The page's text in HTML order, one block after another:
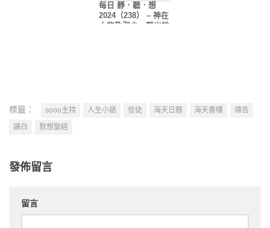
每日 靜．聽．想
2024（238） – 神在
人的軟弱中，顯出祂
標籤： sooo主持 人生小語 信徒 海天日曆 海天書樓
禱告
讀白
默想聖經
發佈留言
留言